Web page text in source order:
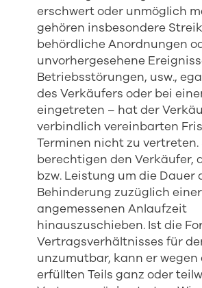
erschwert oder unmöglich
gehören insbesondere
behördliche Anordnungen
unvorhergesehene
Betriebsstörungen, usw.,
des Verkäufers oder bei
eingetreten – hat der
verbindlich vereinbarten
Terminen nicht zu vertreten.
berechtigen den Verkäufer,
bzw. Leistung um die Dauer
Behinderung zuzüglich einer
angemessenen Anlaufzeit
hinauszuschieben. Ist die
Vertragsverhältnisses für
unzumutbar, kann er
erfüllten Teils ganz oder